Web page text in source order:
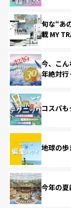
旬な“あ
載 MY
今、こ
年絶対
コスパ
地球の
今年の夏